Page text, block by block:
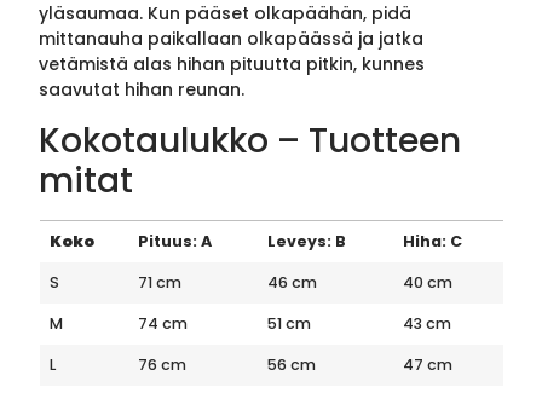
yläsaumaa. Kun pääset olkapäähän, pidä
mittanauha paikallaan olkapäässä ja jatka
vetämistä alas hihan pituutta pitkin, kunnes
saavutat hihan reunan.
Kokotaulukko – Tuotteen
mitat
Koko Pituus: A Leveys: B
Hiha: C
S
71 cm 46 cm
40 cm
M
74 cm 51 cm
43 cm
L
76 cm 56 cm
47 cm